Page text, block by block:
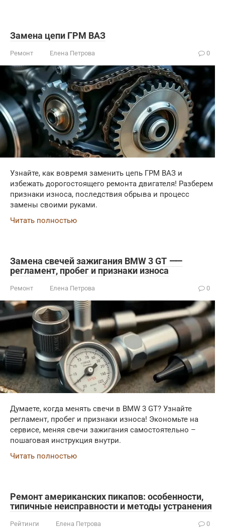
Замена цепи ГРМ ВАЗ
Ремонт Елена Петрова 0
Узнайте, как вовремя заменить цепь ГРМ ВАЗ и
избежать дорогостоящего ремонта двигателя! Разберем
признаки износа, последствия обрыва и процесс
замены своими руками.
Читать полностью
Замена свечей зажигания BMW 3 GT ⸺
регламент, пробег и признаки износа
Ремонт Елена Петрова 0
Думаете, когда менять свечи в BMW 3 GT? Узнайте
регламент, пробег и признаки износа! Экономьте на
сервисе, меняя свечи зажигания самостоятельно –
пошаговая инструкция внутри.
Читать полностью
Ремонт американских пикапов: особенности,
типичные неисправности и методы устранения
Рейтинги Елена Петрова 0